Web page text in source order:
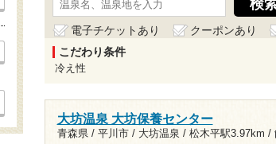
電子チケットあり クーポンあり
こだわり条件
冷え性
大坊温泉 大坊保養センター
青森県 / 平川市 / 大坊温泉 / 松木平駅3.97km /